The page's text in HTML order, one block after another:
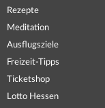
Rezepte
Meditation
Ausflugsziele
Freizeit-Tipps
Ticketshop
Lotto Hessen